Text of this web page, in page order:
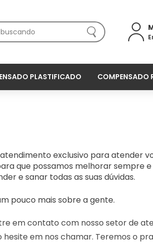
PLASTIFICADO COMPENSADO
exclusivo para atender
que possamos melhorar sempre
e sanar todas as suas dúvidas.
pouco mais sobre a gente.
em contato com nosso setor de
hesite em nos chamar. Teremos o